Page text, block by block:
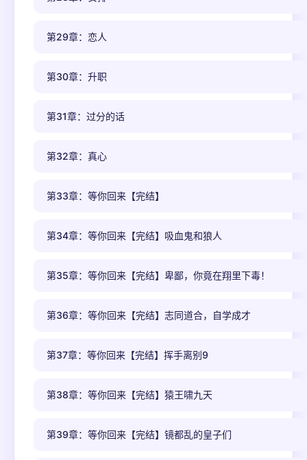
第29章：恋人
第30章：升职
第31章：过分的话
第32章：真心
第33章：等你回来【完结】
第34章：等你回来【完结】吸血鬼和狼人
第35章：等你回来【完结】卑鄙，你竟在翔里下毒！
第36章：等你回来【完结】志同道合，自学成才
第37章：等你回来【完结】挥手离别9
第38章：等你回来【完结】猿王啸九天
第39章：等你回来【完结】镜都乱的皇子们